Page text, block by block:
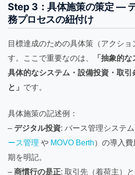
Step 3：具体施策の策定 —
務プロセスの紐付け
目標達成のための具体策（アクショ
す。ここで重要なのは、
「抽象的
具体的なシステム・設備投資・取引
と」 です。
具体施策の記述例：
– デジタル投資: バース管理システム
ース管理 や MOVO Berth）の導入
期を明記。
– 商慣行の是正: 取引先（着荷主）